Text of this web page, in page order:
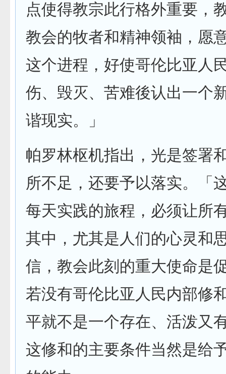
点使得教宗此行格外重要，
教会的牧者和精神领袖，愿
这个进程，好使哥伦比亚人
伤、毁灭、苦难後认出一个
谐现实。」
帕罗林枢机指出，光是签署
所不足，还要予以落实。「
每天实践的旅程，必须让所
其中，尤其是人们的心灵和
信，教会此刻的重大使命是
若没有哥伦比亚人民内部修
平就不是一个存在、活泼又
这修和的主要条件当然是给